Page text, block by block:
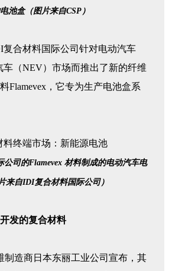
池盒（图片来自CSP）
合材料国际公司针对电动汽车
车（NEV）市场而推出了新的纤维
Flamevex，它专为生产电池盒系
司的Flamevex 材料制成的电动汽车电
来自IDI复合材料国际公司）
发的复合材料
制造商日本东丽工业公司宣布，其